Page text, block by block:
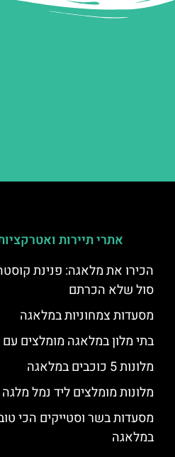
אתרי תיירות
הכירו את מלאגה: פנינת
סול שלא הכרתם
מסעדות צמחוניות במלאגה
בתי מלון במלאגה מומלצים עם
מלונות 5 כוכבים במלאגה
מלונות מומלצים ליד נמל מלגה
מסעדות בשר וסטייקים הכי
במלאגה